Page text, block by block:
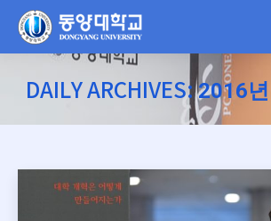
DAILY ARCHIVES:2016
You are